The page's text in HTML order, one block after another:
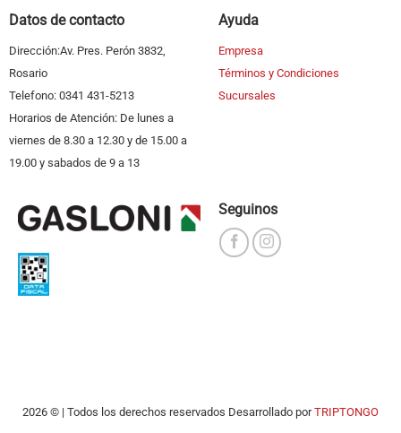
Datos de contacto
Dirección:Av. Pres. Perón 3832,
Rosario
Telefono: 0341 431-5213
Horarios de Atención: De lunes a
viernes de 8.30 a 12.30 y de 15.00 a
19.00 y sabados de 9 a 13
Ayuda
Empresa
Términos y Condiciones
Sucursales
Seguinos
2026 © | Todos los derechos reservados Desarrollado porTRIPTONGO